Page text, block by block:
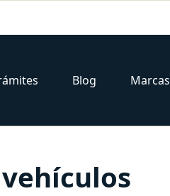
Blog Marcas